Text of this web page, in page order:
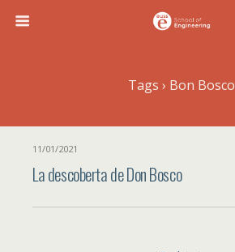
Tags › Bon Bosco
11/01/2021
La descoberta de Don Bosco